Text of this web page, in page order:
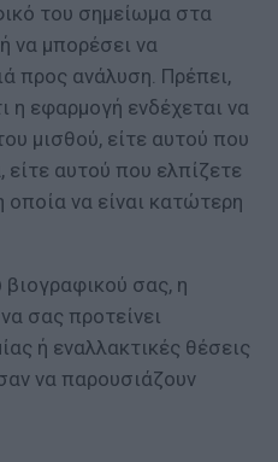
του σημείωμα στα
να μπορέσει να
προς ανάλυση. Πρέπει,
η εφαρμογή ενδέχεται να
μισθού, είτε αυτού που
αυτού που ελπίζετε
οποία να είναι κατώτερη
σας, η
σας προτείνει
ή εναλλακτικές θέσεις
να παρουσιάζουν